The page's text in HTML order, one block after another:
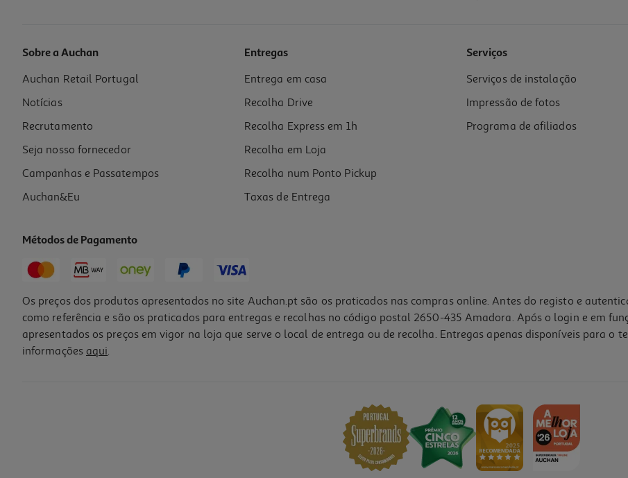
Sobre a Auchan
Auchan Retail Portugal
Notícias
Recrutamento
Seja nosso fornecedor
Campanhas e Passatempos
Auchan&Eu
Entregas
Entrega em casa
Recolha Drive
Recolha Express em 1h
Recolha em Loja
Recolha num Ponto Pickup
Taxas de Entrega
Serviços
Serviços de instalação
Impressão de fotos
Programa de afiliados
Métodos de Pagamento
Os preços dos produtos apresentados no site Auchan.pt são os praticados nas compras online. Antes do registo e
como referência e são os praticados para entregas e recolhas no código postal 2650-435 Amadora. Após o login e em
apresentados os preços em vigor na loja que serve o local de entrega ou de recolha. Entregas apenas disponíveis para
informações aqui.